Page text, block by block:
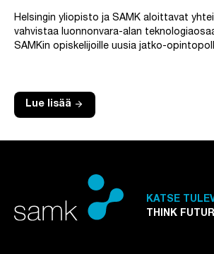
Helsingin yliopisto ja SAMK aloittavat
vahvistaa luonnonvara-alan
SAMKin opiskelijoille uusia jatko-
Lue lisää arrow_forward
KATSE
THINK